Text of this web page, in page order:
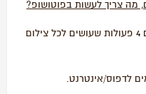
מה צריך לעשות בפוטושופ?
איך מזהים מה ניתן לשפר בצילום? מהם 4 פעולות שעושים לכל צילום
לדפוס/אינטרנט.